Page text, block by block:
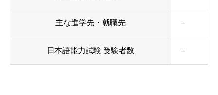
主な進学先・就職先 –
日本語能力試験 受験者数 –